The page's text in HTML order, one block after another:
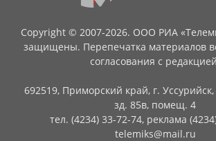
Copyright © 2007-2026. ООО РИА
защищены. Перепечатка материалов
согласования с
692519, Приморский край, г.
зд. 85в, помещ. 4
тел. (4234) 33-72-74, реклама
telemiks@mail.ru